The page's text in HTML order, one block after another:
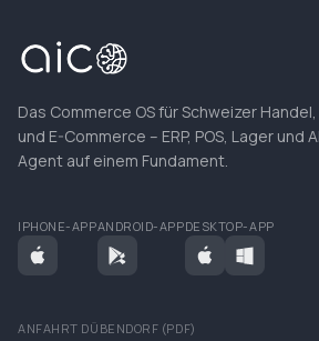
Das Commerce OS für Schweizer
und E-Commerce – ERP, POS, Lager und
Agent auf einem Fundament.
IPHONE-APPANDROID-APPDESKTOP-APP
ANFAHRT DÜBENDORF (PDF)